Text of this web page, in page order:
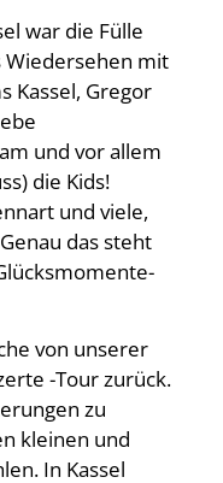
war die Fülle
Wiedersehen mit
Kassel, Gregor
und vor allem
die Kids!
und viele,
das steht
von unserer
-Tour zurück.
zu
kleinen und
In Kassel